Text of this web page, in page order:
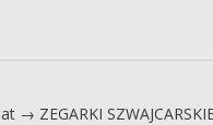
→ ZEGARKI